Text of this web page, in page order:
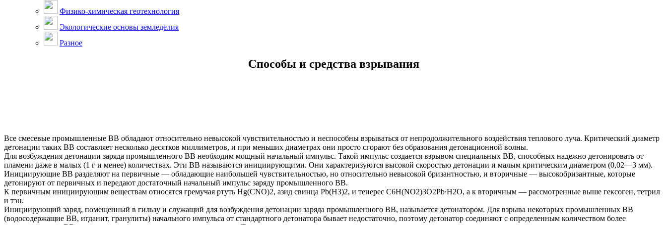
Физико-химическая геотехнология
Экологические основы земледелия
Разное
Способы и средства взрывания
Все смесевые промышленные ВВ обладают относительно невысокой чувствительностью и неспособны взрываться от непродолжительного воздействия теплового луча. Критический диаметр
детонации таких ВВ составляет несколько десятков миллиметров, и при меньших диаметрах они просто сгорают без образования детонационной волны.
Для возбуждения детонации заряда промышленного ВВ необходим мощный начальный импульс. Такой импульс создается взрывом специальных ВВ, способных надежно детонировать от
пламени даже в малых (1 г и менее) количествах. Эти ВВ называются инициирующими. Они характеризуются высокой скоростью детонации и малым критическим диаметром (0,02—3 мм).
Инициирующие ВВ разделяют на первичные — обладающие наибольшей чувствительностью, но относительно невысокой бризантностью, и вторичные — высокобризантные, которые
детонируют от первичных и передают достаточный начальный импульс заряду промышленного ВВ.
К первичным инициирующим веществам относятся гремучая ртуть Нg(СNО)2, азид свинца Рb(Н3)2, и тенерес С6Н(NO2)3O2Рb∙Н2O, а к вторичным — рассмотренные выше гексоген, тетрил
и тэн.
Инициирующий заряд, помещенный в гильзу и служащий для возбуждения детонации заряда промышленного ВВ, называется детонатором. Для взрыва некоторых промышленных ВВ
(водосодержащие ВВ, игданит, гранулиты) начального импульса от стандартного детонатора бывает недостаточно, поэтому детонатор соединяют с определенным количеством более